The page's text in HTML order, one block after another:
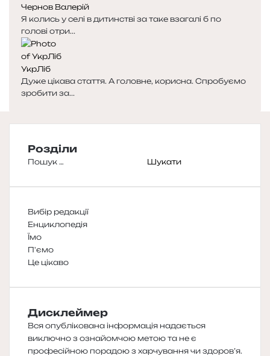
Чернов Валерій
Я колись у селі в дитинстві за таке взагалі б по
голові отри...
УкрЛіб
Дуже цікава стаття. А головне, корисна. Спробуємо
зробити за...
Розділи
Пошук:
Вибір редакції
Енциклопедія
Їмо
П'ємо
Це цікаво
Дисклеймер
Вся опублікована інформація надається
виключно з ознайомчою метою та не є
професійною порадою з харчування чи здоров’я.